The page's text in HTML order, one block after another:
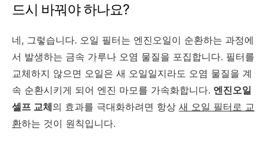
드시 바꿔야 하나요?
네, 그렇습니다. 오일 필터는 엔진오일이 순환하는 과정에
서 발생하는 금속 가루나 오염 물질을 포집합니다. 필터를
교체하지 않으면 오일은 새 오일일지라도 오염 물질을 계
속 순환시키게 되어 엔진 마모를 가속화합니다. 엔진오일
셀프 교체의 효과를 극대화하려면 항상 새 오일 필터로 교
환하는 것이 원칙입니다.